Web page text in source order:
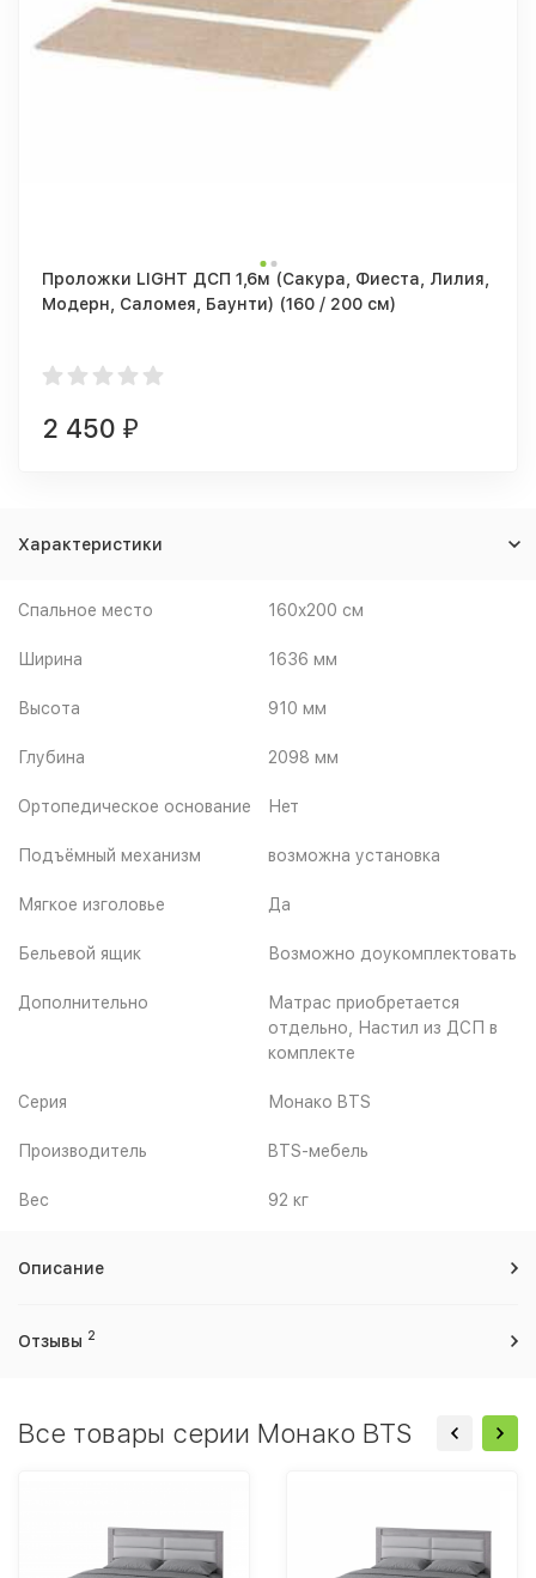
Проложки LIGHT ДСП 1,6м (Сакура, Фиеста, Лилия,
Модерн, Саломея, Баунти) (160 / 200 см)
2 450 ₽
Характеристики
Спальное место 160x200 см
Ширина 1636 мм
Высота 910 мм
Глубина 2098 мм
Ортопедическое основание Нет
Подъёмный механизм возможна установка
Мягкое изголовье Да
Бельевой ящик Возможно доукомплектовать
Дополнительно
Матрас приобретается
отдельно, Настил из ДСП в
комплекте
Серия Монако BTS
Производитель BTS-мебель
Вес 92 кг
Описание
Отзывы 2
Все товары серии Монако BTS